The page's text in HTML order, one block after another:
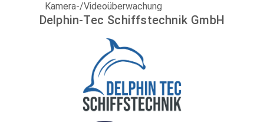
Kamera-/Videoüberwachung
Delphin-Tec Schiffstechnik GmbH